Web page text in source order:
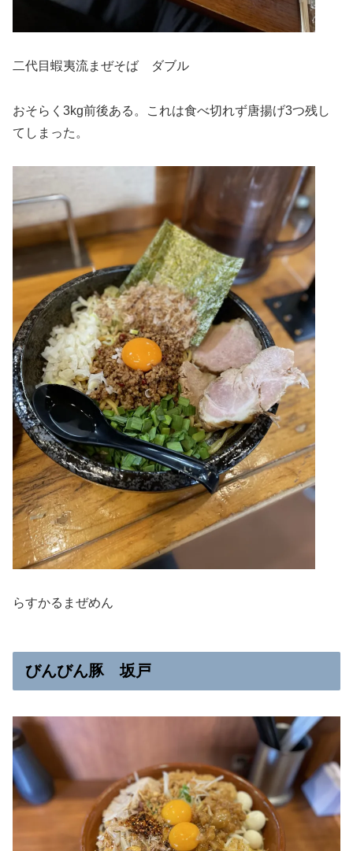
二代目蝦夷流まぜそば ダブル
おそらく3kg前後ある。これは食べ切れず唐揚げ3つ残し
てしまった。
らすかるまぜめん
びんびん豚 坂戸